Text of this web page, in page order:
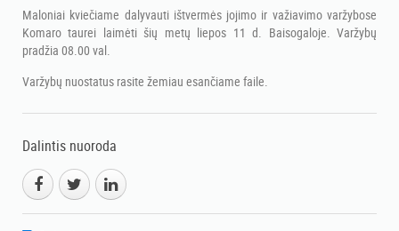
Maloniai kviečiame dalyvauti ištvermės jojimo ir važiavimo varžybose
Komaro taurei laimėti šių metų liepos 11 d. Baisogaloje. Varžybų
pradžia 08.00 val.
Varžybų nuostatus rasite žemiau esančiame faile.
Dalintis nuoroda